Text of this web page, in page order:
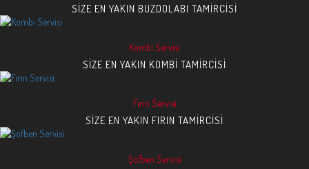
SIZE EN YAKIN BUZDOLABI TAMIRCISI
Kombi Servisi
SIZE EN YAKIN KOMBI TAMIRCISI
Fırın Servisi
SIZE EN YAKIN FIRIN TAMIRCISI
Şofben Servisi